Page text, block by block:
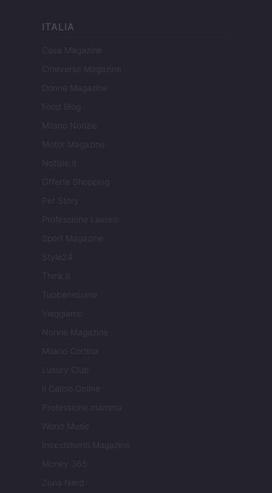
ITALIA
Casa Magazine
Cineverse Magazine
Donne Magazine
Food Blog
Milano Notizie
Motor Magazine
Notizie.it
Offerte Shopping
Pet Story
Professione Lavoro
Sport Magazine
Style24
Think.it
Tuobenessere
Viaggiamo
Nonne Magazine
Milano Cortina
Luxury Club
Il Calcio Online
Professione mamma
World Music
Investimenti Magazine
Money 365
Zona Nerd